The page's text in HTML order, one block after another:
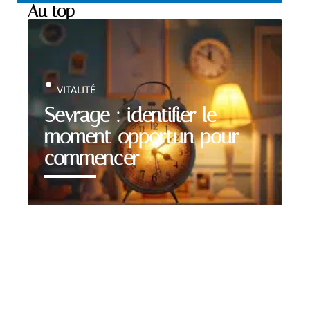
Au top
Sevrage : identifier le
moment opportun pour
commencer
VITALITÉ